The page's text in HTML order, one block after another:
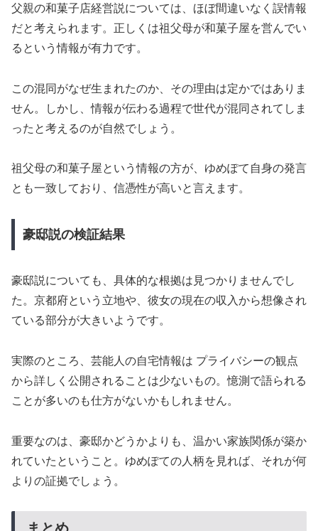
父親の和菓子店経営説については、ほぼ間違いなく誤情報
だと考えられます。正しくは祖父母が和菓子屋を営んでい
るという情報が有力です。
この混同がなぜ生まれたのか、その理由は定かではありま
せん。しかし、情報が伝わる過程で世代が混同されてしま
ったと考えるのが自然でしょう。
祖父母の和菓子屋という情報の方が、ゆめぽて自身の発言
とも一致しており、信憑性が高いと言えます。
豪邸説の検証結果
豪邸説についても、具体的な根拠は見つかりませんでし
た。京都府という立地や、彼女の現在の収入から想像され
ている部分が大きいようです。
実際のところ、芸能人の自宅情報は プライバシーの観点
から詳しく公開されることは少ないもの。憶測で語られる
ことが多いのも仕方がないかもしれません。
重要なのは、豪邸かどうかよりも、温かい家族関係が築か
れていたということ。ゆめぽての人柄を見れば、それが何
よりの証拠でしょう。